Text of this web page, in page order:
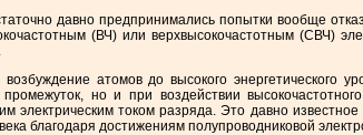
давно предпринимались попытки вообще
(ВЧ) или верхвысокочастотным (СВЧ)
возбуждение атомов до высокого энергетического
но и при воздействии
электрическим током разряда. Это давно
благодаря достижениям полупроводниковой